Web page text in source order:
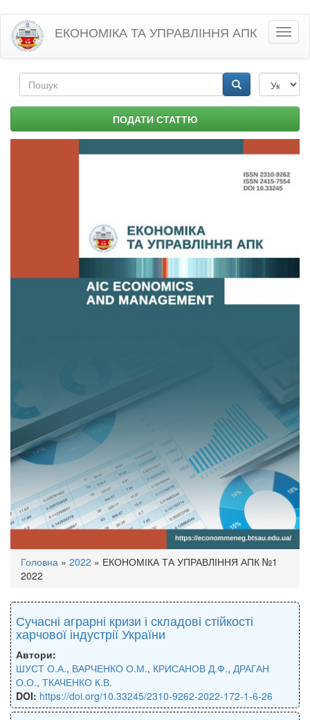
Перейти
основного
матеріалу
ЕКОНОМІКА ТА УПРАВЛІННЯ АПК
Пошукова
форма ПОДАТИ СТАТТЮ
Ви
тут
Головна » 2022 » ЕКОНОМІКА ТА УПРАВЛІННЯ АПК №1
2022
Сучасні аграрні кризи і складові стійкості
харчової індустрії України
Автори:
ШУСТ О.А., ВАРЧЕНКО О.М., КРИСАНОВ Д.Ф., ДРАГАН
О.О., ТКАЧЕНКО К.В.
DOI: https://doi.org/10.33245/2310-9262-2022-172-1-6-26